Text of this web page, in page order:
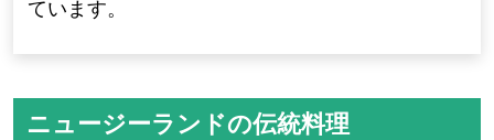
ています。
ニュージーランドの伝統料理